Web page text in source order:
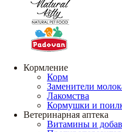
Кормление
Корм
Заменители
Лакомства
Кормушки и
Ветеринарная аптека
Витамины и